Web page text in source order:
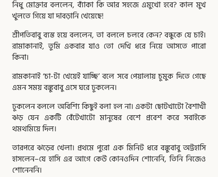
নিধু মোক্তার বললেন, ব্যাঁকা কি আর সহজে এমুখো হবে? কাল মুখ
খুলতে গিয়ে যা দাবড়ানি খেয়েছে!
শ্রীপতিবাবু ব্যস্ত হয়ে বললেন, তা বললে চলবে কেন? বন্ধুকে যে চাই।
রামাকানাই, তুমি একবার যাও তো দেখি ধরে নিয়ে আসতে পারো
কিনা।
রামকানাই ‘চা-টা খেয়েই যাচ্ছি’ বলে সবে পেয়ালায় চুমুক দিতে গেছে
এমন সময় বঙ্কুবাবু এসে ঘরে ঢুকলেন।
ঢুকলেন বললে অবিশ্যি কিছুই বলা হল না। একটা ছোটখাটো বৈশাখী
ঝড় যেন একটি বেঁটেখাটো মানুষের বেশে প্রবেশ করে সবাইকে
থমথমিয়ে দিল।
তারপরে ঝড়ের খেলা। প্রথমে পুরো এক মিনিট ধরে বঙ্কুবাবু অট্টহাসি
হাসলেন–যে হাসি এর আগে কেউ কোনওদিন শোনেনি, তিনি নিজেও
শোনেননি।